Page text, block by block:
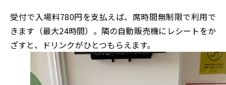
受付で入場料780円を支払えば、席時間無制限で利用で
きます（最大24時間）。隣の自動販売機にレシートをか
ざすと、ドリンクがひとつもらえます。